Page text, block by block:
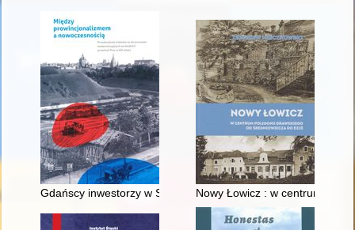
Gdańscy inwestorzy w Sopocie : prestiż finansowy i
Nowy Łowicz : w centrum